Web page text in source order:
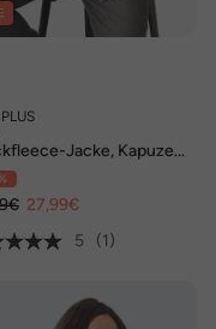
Jacke, Kapuze,
27,99€
5
(1)